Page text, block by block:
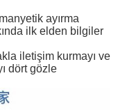
ayırma
ilk elden bilgiler
iletişim kurmayı ve
dört gözle